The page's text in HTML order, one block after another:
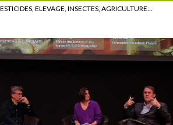
ELEVAGE, INSECTES, AGRICULTURE…